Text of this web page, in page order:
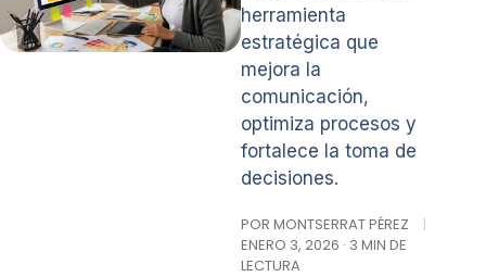
herramienta
estratégica que
mejora la
comunicación,
optimiza procesos y
fortalece la toma de
decisiones.
POR MONTSERRAT PÉREZ
|
ENERO 3, 2026 · 3 MIN DE
LECTURA